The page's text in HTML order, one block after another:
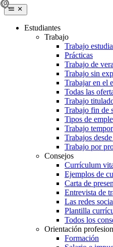
Estudiantes
Trabajo
Trabajo
Prácticas
Trabajo de
Trabajo sin
Trabajar en el
Todas las
Trabajo
Trabajo fin de
Tipos de
Trabajo
Trabajos desde
Trabajo por
Consejos
Currículum
Ejemplos de
Carta de
Entrevista de
Las redes
Plantilla
Todos los
Orientación
Formación